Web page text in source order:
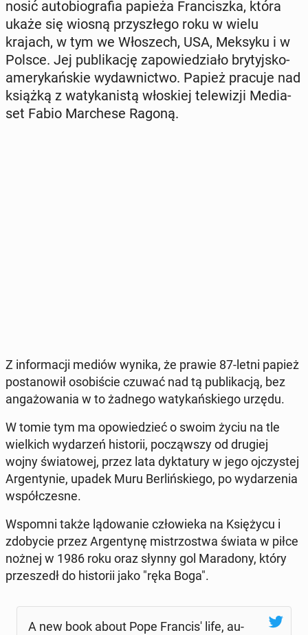
nosić au­to­bio­gra­fia papieża Fran­cisz­ka, która
ukaże się wiosną przy­szłe­go roku w wielu
krajach, w tym we Wło­szech, USA, Meksyku i w
Polsce. Jej pu­bli­ka­cję za­po­wie­dzia­ło bry­tyj­sko-
ame­ry­kań­skie wy­daw­nic­two. Papież pracuje nad
książką z wa­ty­ka­ni­stą wło­skiej te­le­wi­zji Me­dia­
set Fabio Mar­che­se Ragoną.
Z in­for­ma­cji mediów wynika, że prawie 87-letni papież
po­sta­no­wił oso­bi­ście czuwać nad tą pu­bli­ka­cją, bez
an­ga­żo­wa­nia w to żadnego wa­ty­kań­skie­go urzędu.
W tomie tym ma opo­wie­dzieć o swoim życiu na tle
wiel­kich wy­da­rzeń hi­sto­rii, po­cząw­szy od drugiej
wojny świa­to­wej, przez lata dyk­ta­tu­ry w jego oj­czy­stej
Ar­gen­ty­nie, upadek Muru Ber­liń­skie­go, po wy­da­rze­nia
współ­cze­sne.
Wspomni także lą­do­wa­nie czło­wie­ka na Księ­ży­cu i
zdo­by­cie przez Ar­gen­ty­nę mi­strzo­stwa świata w piłce
nożnej w 1986 roku oraz słynny gol Ma­ra­do­ny, który
prze­szedł do hi­sto­rii jako "ręka Boga".
A new book about Pope Fran­ci­s' life, au­